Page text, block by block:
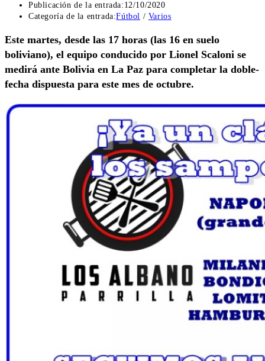
Publicación de la entrada: 12/10/2020
Categoría de la entrada:Fútbol / Varios
Este martes, desde las 17 horas (las 16 en suelo
boliviano), el equipo conducido por Lionel Scaloni se
medirá ante Bolivia en La Paz para completar la doble-
fecha dispuesta para este mes de octubre.